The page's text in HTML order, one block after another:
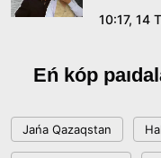
jetistikteri men
Memleket
10:17, 14
Eń kóp
Jańa Qazaqstan